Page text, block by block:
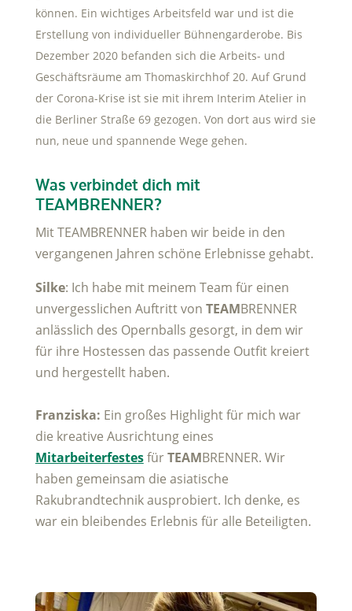
können. Ein wichtiges Arbeitsfeld war und ist die
Erstellung von individueller Bühnengarderobe. Bis
Dezember 2020 befanden sich die Arbeits- und
Geschäftsräume am Thomaskirchhof 20. Auf Grund
der Corona-Krise ist sie mit ihrem Interim Atelier in
die Berliner Straße 69 gezogen. Von dort aus wird sie
nun, neue und spannende Wege gehen.
Was verbindet dich mit
TEAMBRENNER?
Mit TEAMBRENNER haben wir beide in den
vergangenen Jahren schöne Erlebnisse gehabt.
Silke: Ich habe mit meinem Team für einen
unvergesslichen Auftritt von TEAMBRENNER
anlässlich des Opernballs gesorgt, in dem wir
für ihre Hostessen das passende Outfit kreiert
und hergestellt haben.
Franziska: Ein großes Highlight für mich war
die kreative Ausrichtung eines
MitarbeiterfestesfürTEAMBRENNER. Wir
haben gemeinsam die asiatische
Rakubrandtechnik ausprobiert. Ich denke, es
war ein bleibendes Erlebnis für alle Beteiligten.